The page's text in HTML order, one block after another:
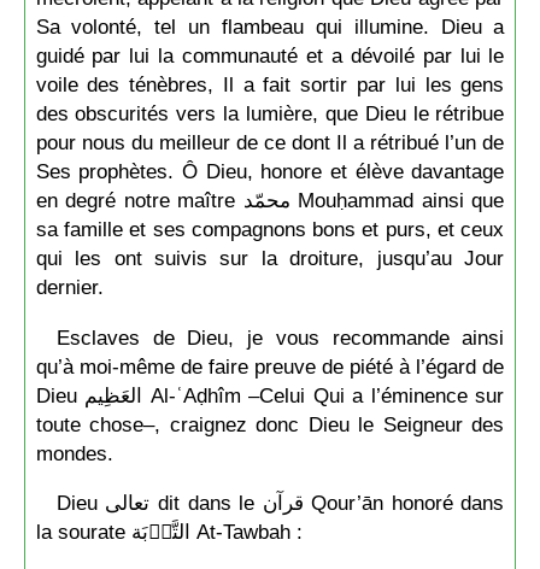
Sa volonté, tel un flambeau qui illumine. Dieu a
guidé par lui la communauté et a dévoilé par lui le
voile des ténèbres, Il a fait sortir par lui les gens
des obscurités vers la lumière, que Dieu le rétribue
pour nous du meilleur de ce dont Il a rétribué l’un de
Ses prophètes. Ô Dieu, honore et élève davantage
en degré notre maître محمّد Mouḥammad ainsi que
sa famille et ses compagnons bons et purs, et ceux
qui les ont suivis sur la droiture, jusqu’au Jour
dernier.
Esclaves de Dieu, je vous recommande ainsi
qu’à moi-même de faire preuve de piété à l’égard de
Dieu العَظِيم Al-ʿAḍhîm –Celui Qui a l’éminence sur
toute chose–, craignez donc Dieu le Seigneur des
mondes.
Dieu تعالى dit dans le قرآن Qour’ān honoré dans
la sourate التَّوۡبَة At-Tawbah :